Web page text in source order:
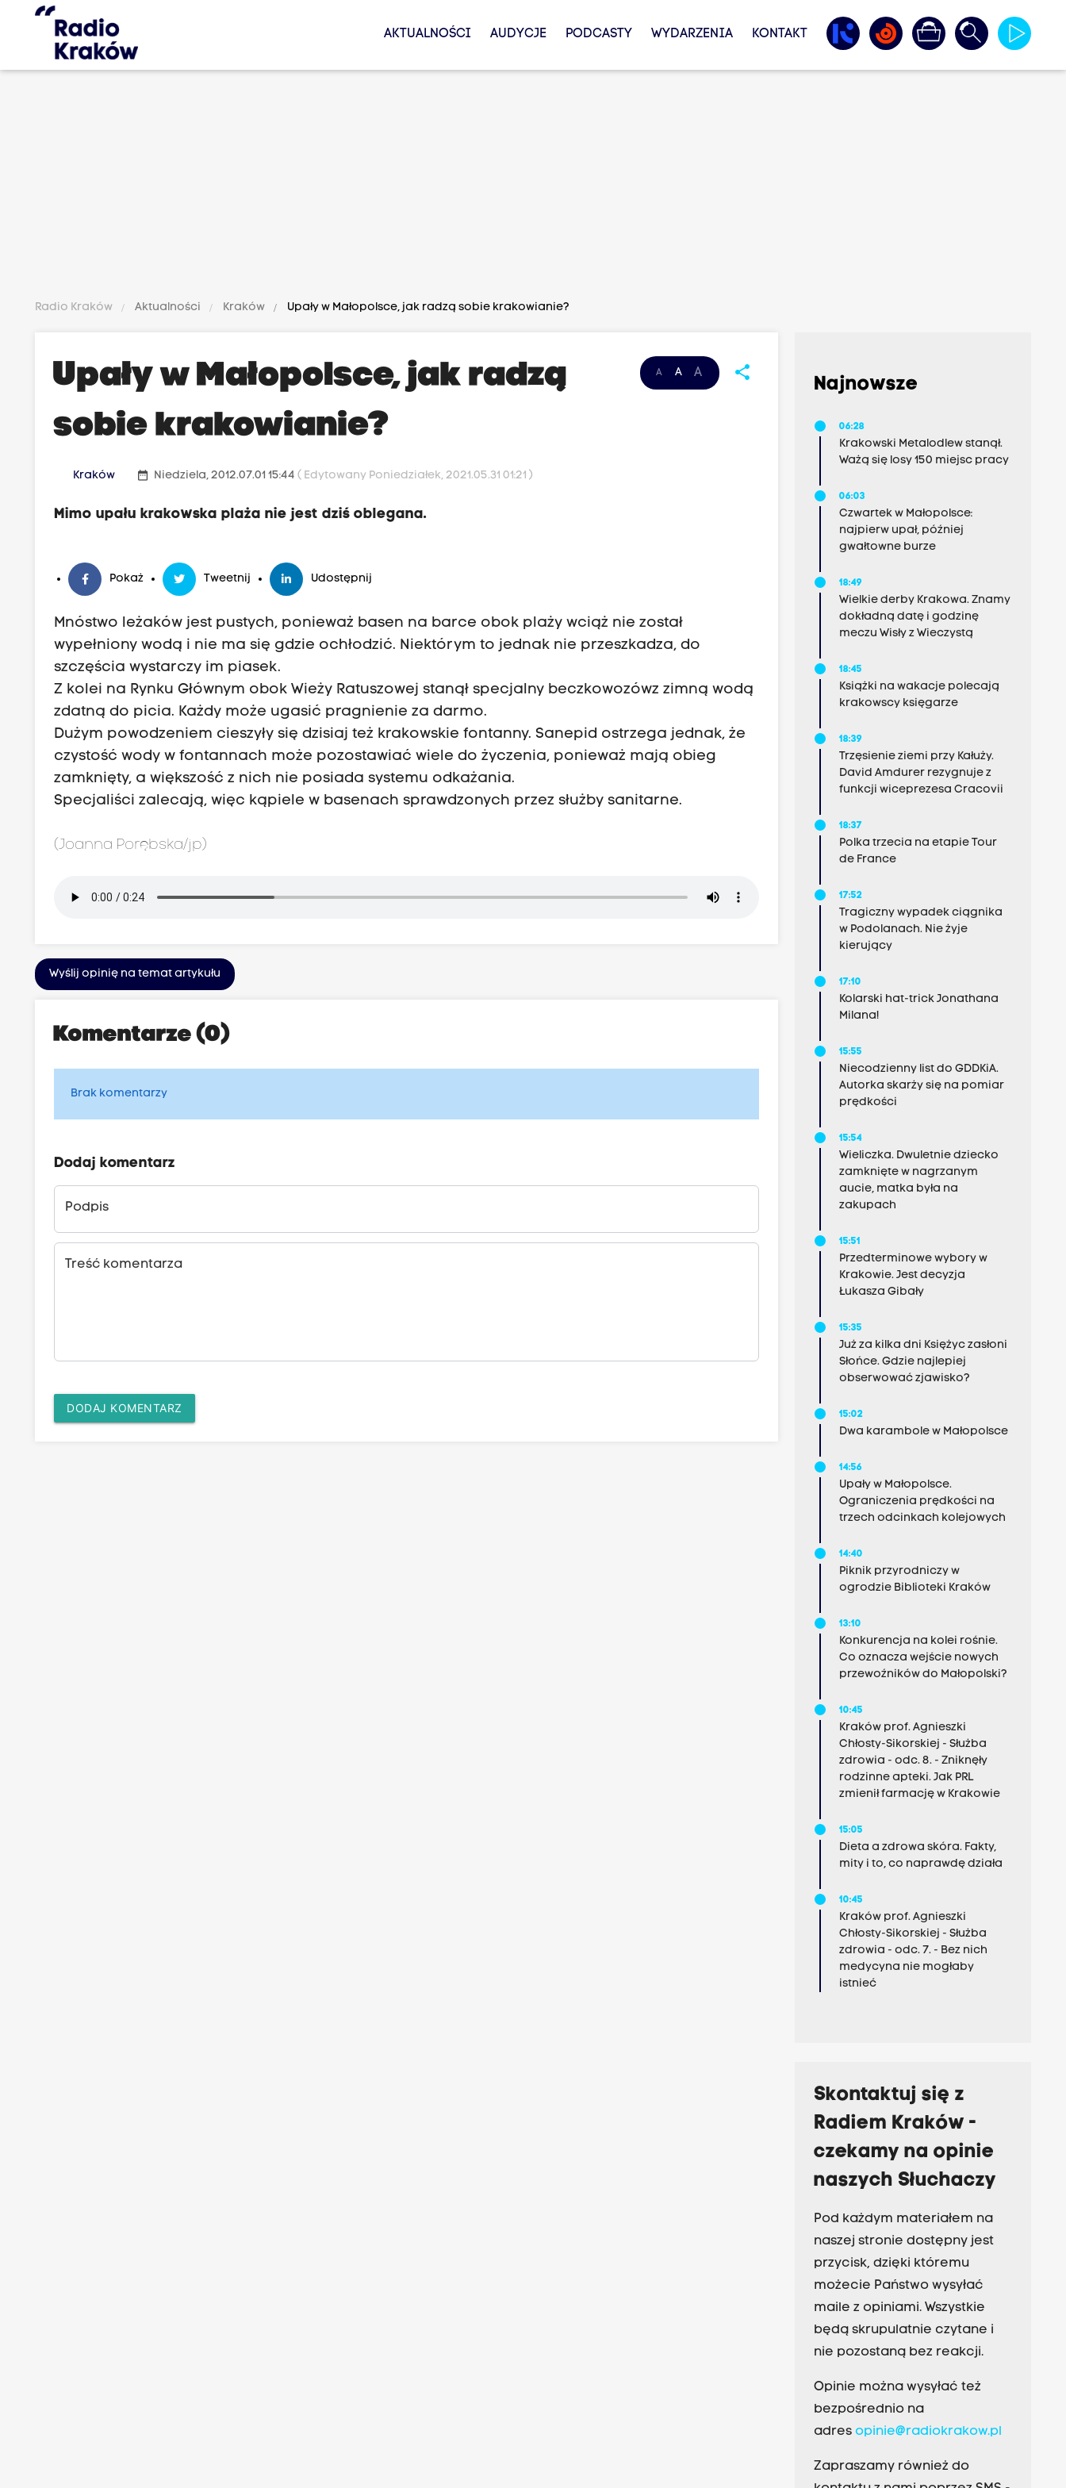
AKTUALNOŚCI AUDYCJE PODCASTY WYDARZENIA KONTAKT
Radio Kraków Aktualności Kraków Upały w Małopolsce, jak radzą sobie krakowianie?
A A A share
Upały w Małopolsce, jak radzą
sobie krakowianie?
Kraków date_range Niedziela, 2012.07.01 15:44( Edytowany Poniedziałek, 2021.05.31 01:21 )
Mimo upału krakowska plaża nie jest dziś oblegana.
Pokaż Tweetnij Udostępnij
Mnóstwo leżaków jest pustych, ponieważ basen na barce obok plaży wciąż nie został
wypełniony wodą i nie ma się gdzie ochłodzić. Niektórym to jednak nie przeszkadza, do
szczęścia wystarczy im piasek.
Z kolei na Rynku Głównym obok Wieży Ratuszowej stanął specjalny beczkowozówz zimną wodą
zdatną do picia. Każdy może ugasić pragnienie za darmo.
Dużym powodzeniem cieszyły się dzisiaj też krakowskie fontanny. Sanepid ostrzega jednak, że
czystość wody w fontannach może pozostawiać wiele do życzenia, ponieważ mają obieg
zamknięty, a większość z nich nie posiada systemu odkażania.
Specjaliści zalecają, więc kąpiele w basenach sprawdzonych przez służby sanitarne.
(Joanna Porębska/jp)
Wyślij opinię na temat artykułu
Komentarze (0)
Brak komentarzy
Dodaj komentarz
Podpis
Treść komentarza
DODAJ KOMENTARZ
Najnowsze
06:28
Krakowski Metalodlew stanął.
Ważą się losy 150 miejsc pracy
06:03
Czwartek w Małopolsce:
najpierw upał, później
gwałtowne burze
18:49
Wielkie derby Krakowa. Znamy
dokładną datę i godzinę
meczu Wisły z Wieczystą
18:45
Książki na wakacje polecają
krakowscy księgarze
18:39
Trzęsienie ziemi przy Kałuży.
David Amdurer rezygnuje z
funkcji wiceprezesa Cracovii
18:37
Polka trzecia na etapie Tour
de France
17:52
Tragiczny wypadek ciągnika
w Podolanach. Nie żyje
kierujący
17:10
Kolarski hat-trick Jonathana
Milana!
15:55
Niecodzienny list do GDDKiA.
Autorka skarży się na pomiar
prędkości
15:54
Wieliczka. Dwuletnie dziecko
zamknięte w nagrzanym
aucie, matka była na
zakupach
15:51
Przedterminowe wybory w
Krakowie. Jest decyzja
Łukasza Gibały
15:35
Już za kilka dni Księżyc zasłoni
Słońce. Gdzie najlepiej
obserwować zjawisko?
15:02
Dwa karambole w Małopolsce
14:56
Upały w Małopolsce.
Ograniczenia prędkości na
trzech odcinkach kolejowych
14:40
Piknik przyrodniczy w
ogrodzie Biblioteki Kraków
13:10
Konkurencja na kolei rośnie.
Co oznacza wejście nowych
przewoźników do Małopolski?
10:45
Kraków prof. Agnieszki
Chłosty-Sikorskiej - Służba
zdrowia - odc. 8. - Zniknęły
rodzinne apteki. Jak PRL
zmienił farmację w Krakowie
15:05
Dieta a zdrowa skóra. Fakty,
mity i to, co naprawdę działa
10:45
Kraków prof. Agnieszki
Chłosty-Sikorskiej - Służba
zdrowia - odc. 7. - Bez nich
medycyna nie mogłaby
istnieć
Skontaktuj się z
Radiem Kraków -
czekamy na opinie
naszych Słuchaczy
Pod każdym materiałem na
naszej stronie dostępny jest
przycisk, dzięki któremu
możecie Państwo wysyłać
maile z opiniami. Wszystkie
będą skrupulatnie czytane i
nie pozostaną bez reakcji.
Opinie można wysyłać też
bezpośrednio na
adres opinie@radiokrakow.pl
Zapraszamy również do